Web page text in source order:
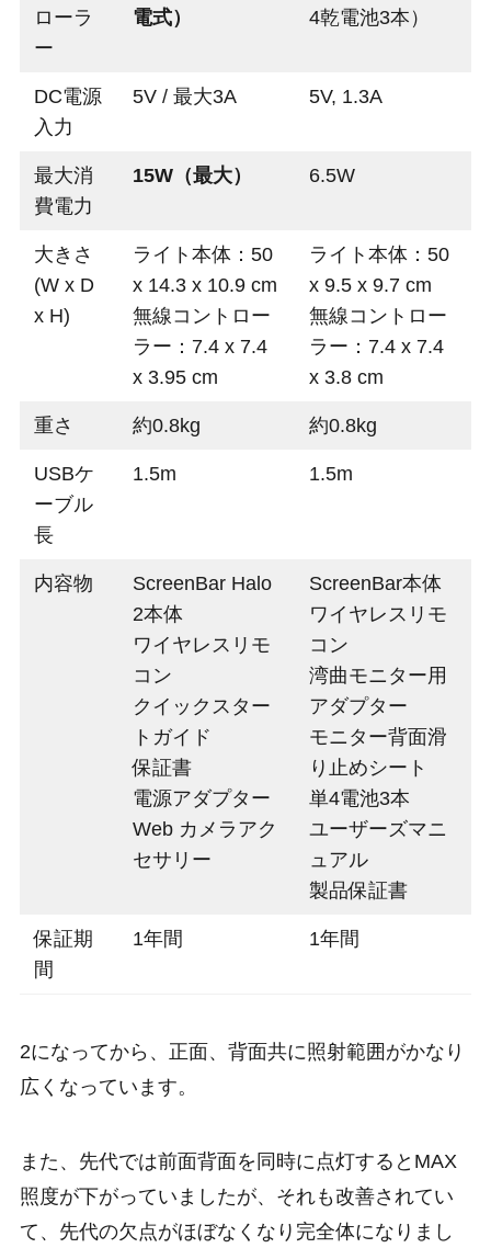
ローラ
ー
電式）
4乾電池3本）
DC電源
入力
5V / 最大3A 5V, 1.3A
最大消
費電力
15W（最大） 6.5W
大きさ
(W x D
x H)
ライト本体：50
x 14.3 x 10.9 cm
無線コントロー
ラー：7.4 x 7.4
x 3.95 cm
ライト本体：50
x 9.5 x 9.7 cm
無線コントロー
ラー：7.4 x 7.4
x 3.8 cm
重さ 約0.8kg 約0.8kg
USBケ
ーブル
長
1.5m 1.5m
内容物
ScreenBar Halo
2本体
ワイヤレスリモ
コン
クイックスター
トガイド
保証書
電源アダプター
Web カメラアク
セサリー
ScreenBar本体
ワイヤレスリモ
コン
湾曲モニター用
アダプター
モニター背面滑
り止めシート
単4電池3本
ユーザーズマニ
ュアル
製品保証書
保証期
間
1年間 1年間
2になってから、正面、背面共に照射範囲がかなり
広くなっています。
また、先代では前面背面を同時に点灯するとMAX
照度が下がっていましたが、それも改善されてい
て、先代の欠点がほぼなくなり完全体になりまし